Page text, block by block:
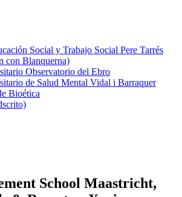
Social y Trabajo Social Pere Tarrés
con Blanquerna)
Observatorio del Ebro
de Salud Mental Vidal i Barraquer
Bioética
School Maastricht,